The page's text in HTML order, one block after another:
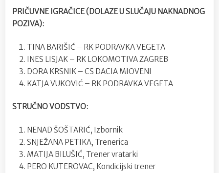
PRIČUVNE IGRAČICE (DOLAZE U SLUČAJU NAKNADNOG
POZIVA):
TINA BARIŠIĆ – RK PODRAVKA VEGETA
INES LISJAK – RK LOKOMOTIVA ZAGREB
DORA KRSNIK – CS DACIA MIOVENI
KATJA VUKOVIĆ – RK PODRAVKA VEGETA
STRUČNO VODSTVO:
NENAD ŠOŠTARIĆ, Izbornik
SNJEŽANA PETIKA, Trenerica
MATIJA BILUŠIĆ, Trener vratarki
PERO KUTEROVAC, Kondicijski trener